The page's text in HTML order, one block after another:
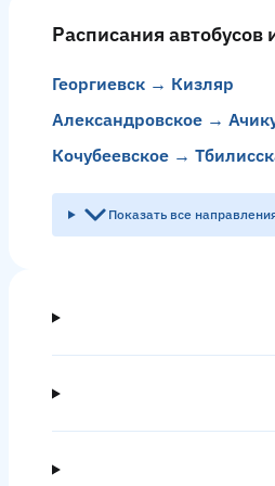
Расписания
Георгиевск → Кизляр
Александровское →
Кочубеевское →
Показать все